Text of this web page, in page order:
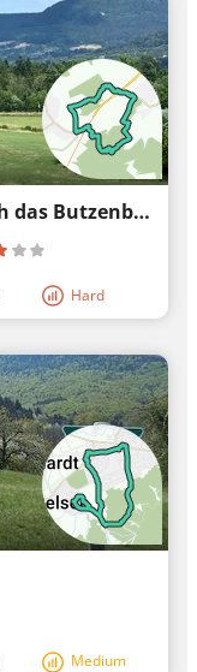
Bästenhardter ExtraTour: Durch das Butzenbachtal zum Butzensee und nach Bad Sebastiansweiler
Hard
Medium